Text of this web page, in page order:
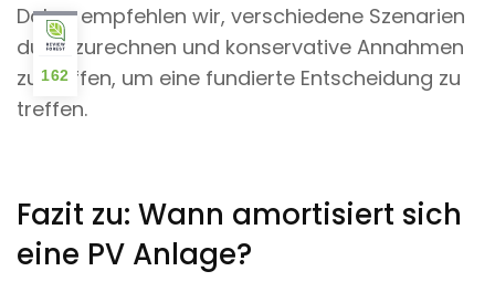
Daher empfehlen wir, verschiedene Szenarien
durchzurechnen und konservative Annahmen
zu treffen, um eine fundierte Entscheidung zu
treffen.
Fazit zu: Wann amortisiert sich
eine PV Anlage?
162